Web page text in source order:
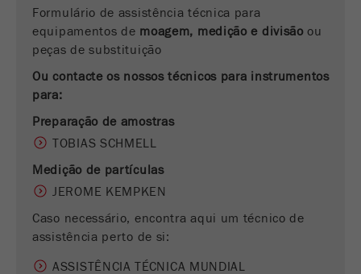
Objectivo
de acompanhamento de campanhas. Esse
cookie também armazena se a origem do
visitante da última visita foi diferente da atual.
Se nenhuma informação sobre a fonte do
visitante puder ser determinada, o cookie não
Analytics pode associar informações de
comércio eletrônico, a uma fonte de visitantes.
O cookie não contém informações.
Ciclo de
vida cookie
Nome _ga
Formulário de assistência técnica para
equipamentos de moagem, medição e divisãoou
peças de substituição
Ou contacte os nossos técnicos para instrumentos
para:
Preparação de amostras
TOBIAS SCHMELL
Medição de partículas
JEROME KEMPKEN
Caso necessário, encontra aqui um técnico de
assistência perto de si:
ASSISTÊNCIA TÉCNICA MUNDIAL